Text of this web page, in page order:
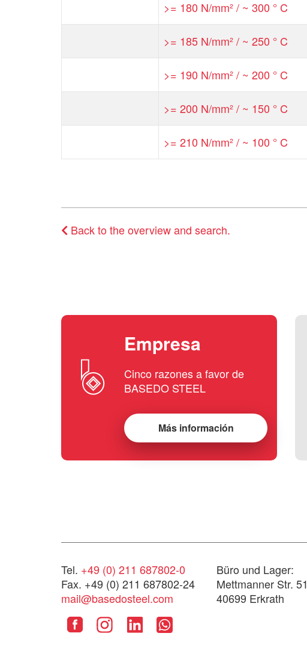
>= 180 N/mm² / ~ 300 ° C
>= 185 N/mm² / ~ 250 ° C
>= 190 N/mm² / ~ 200 ° C
>= 200 N/mm² / ~ 150 ° C
>= 210 N/mm² / ~ 100 ° C
Back to the overview and search.
Empresa
Cinco razones a favor de
BASEDO STEEL
Más información
Tel. +49 (0) 211 687802-0
Fax. +49 (0) 211 687802-24
mail@basedosteel.com
Büro und Lager:
Mettmanner Str. 51
40699 Erkrath